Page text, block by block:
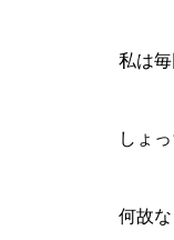
私は
しょ
何故な